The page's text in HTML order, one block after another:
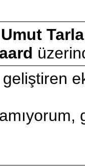
geliştiren